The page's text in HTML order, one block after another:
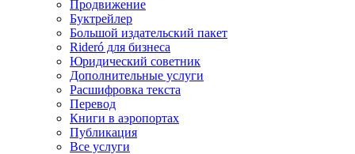
Продвижение
Буктрейлер
Большой издательский пакет
Rideró для бизнеса
Юридический советник
Дополнительные услуги
Расшифровка текста
Перевод
Книги в аэропортах
Публикация
Все услуги